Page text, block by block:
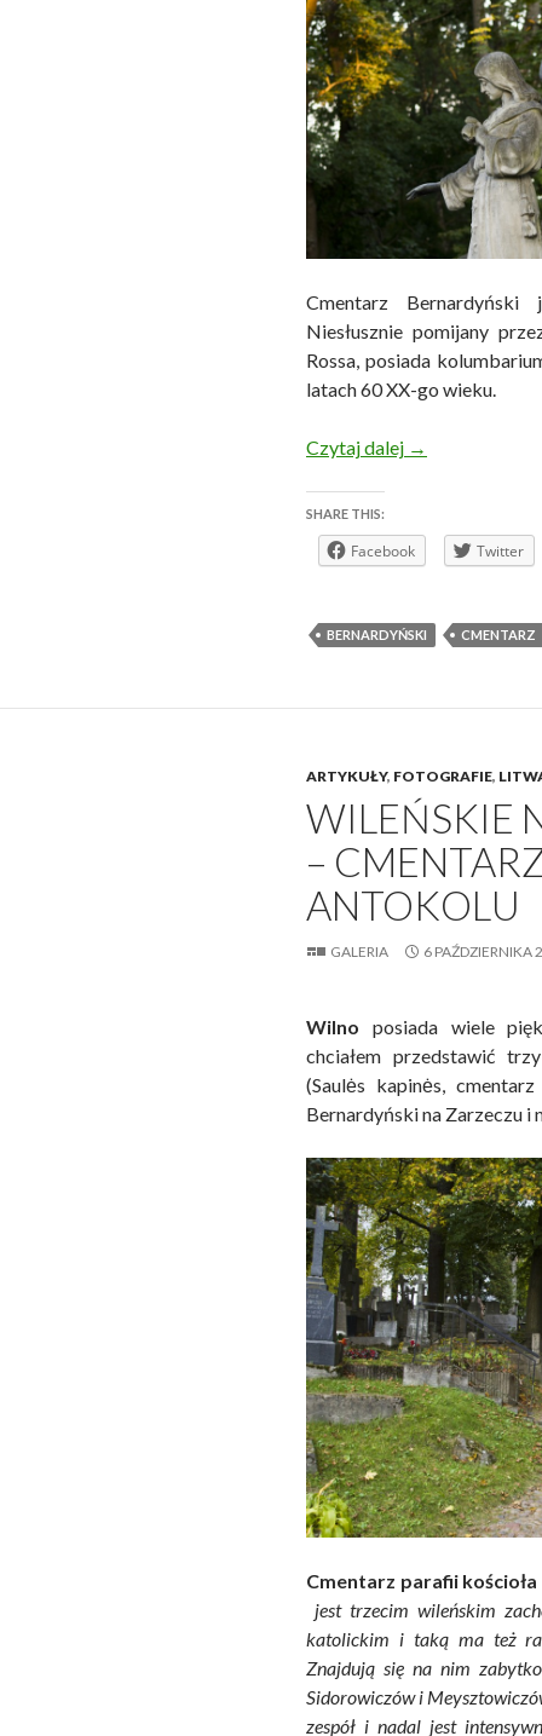
Cmentarz Bernardyński
Niesłusznie pomijany
Rossa, posiada
latach 60 XX-go wieku.
Czytaj dalej Wileńskie
→
SHARE THIS:
Facebook Twitter
BERNARDYŃSKI CMENTARZ
ARTYKUŁY, FOTOGRAFIE,
WILEŃSKIE
–
ANTOKOLU
GALERIA 6 PAŹDZIERNIKA
Wilno posiada wiele
chciałem przedstawić
(Saulės kapinės,
Bernardyński na Zarzeczu i
Cmentarz parafii
jest trzecim wileńskim
katolickim i taką ma też
Znajdują się na nim
Sidorowiczów i
zespół i nadal jest